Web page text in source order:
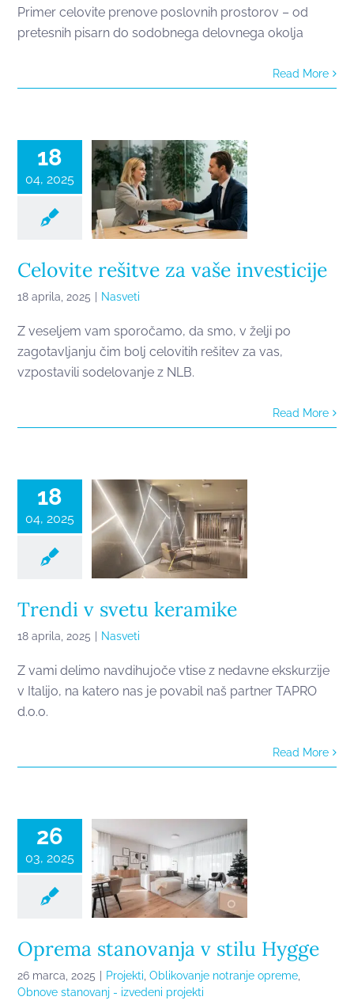
Primer celovite prenove poslovnih prostorov – od
pretesnih pisarn do sodobnega delovnega okolja
Read More
18
04, 2025
investicije
Celovite rešitve za vaše investicije
18 aprila, 2025 Nasveti
Z veseljem vam sporočamo, da smo, v želji po
zagotavljanju čim bolj celovitih rešitev za vas,
vzpostavili sodelovanje z NLB.
Read More
18
04, 2025
Trendi v
keramike
Trendi v svetu keramike
18 aprila, 2025 Nasveti
Z vami delimo navdihujoče vtise z nedavne ekskurzije
v Italijo, na katero nas je povabil naš partner TAPRO
d.o.o.
Read More
26
03, 2025
Oprema
stilu Hygge
Oprema stanovanja v stilu Hygge
26 marca, 2025 Projekti,Oblikovanje notranje opreme,
Obnove stanovanj - izvedeni projekti